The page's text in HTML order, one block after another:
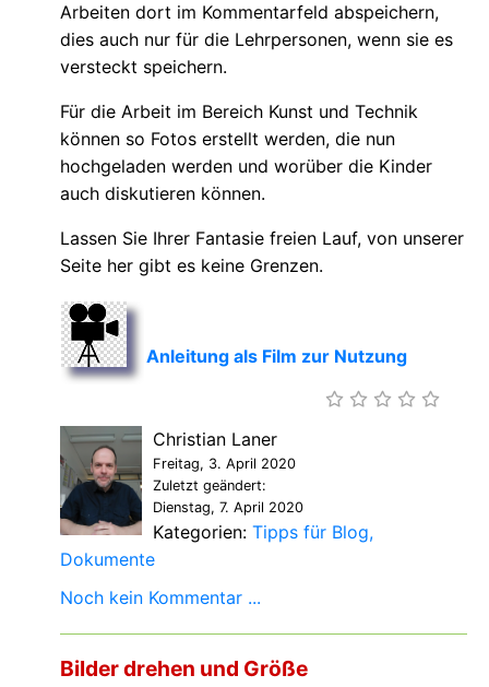
Arbeiten dort im Kommentarfeld abspeichern,
dies auch nur für die Lehrpersonen, wenn sie es
versteckt speichern.
Für die Arbeit im Bereich Kunst und Technik
können so Fotos erstellt werden, die nun
hochgeladen werden und worüber die Kinder
auch diskutieren können.
Lassen Sie Ihrer Fantasie freien Lauf, von unserer
Seite her gibt es keine Grenzen.
Anleitung als Film zur Nutzung
Christian Laner
Freitag, 3. April 2020
Zuletzt geändert:
Dienstag, 7. April 2020
Kategorien: Tipps für Blog
Dokumente
Noch kein Kommentar ...
Bilder drehen und Größe